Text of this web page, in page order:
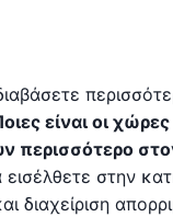
είναι οι
περισσότερο
στην
διαχείριση